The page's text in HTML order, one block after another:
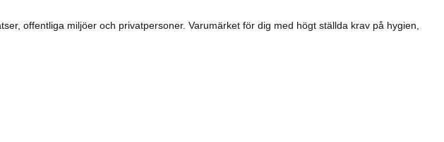
offentliga miljöer och privatpersoner. Varumärket för dig med högt ställda krav på hygien,